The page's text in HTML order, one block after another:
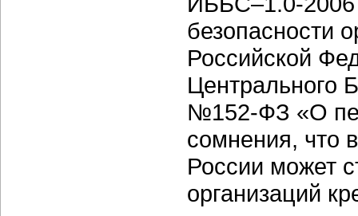
безопасности
Российской
Центрального
№152-ФЗ «О
сомнения, что
России может
организаций